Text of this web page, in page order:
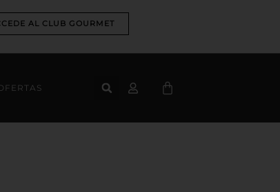
AL CLUB GOURMET
CART